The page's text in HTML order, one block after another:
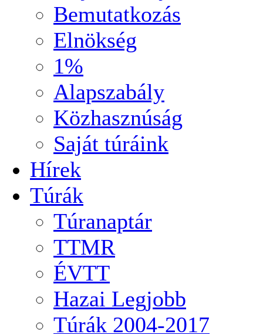
Bemutatkozás
Elnökség
1%
Alapszabály
Közhasznúság
Saját túráink
Hírek
Túrák
Túranaptár
TTMR
ÉVTT
Hazai Legjobb
Túrák 2004-2017